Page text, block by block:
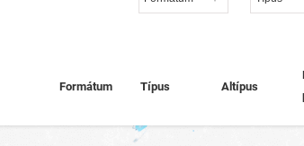
Formátum Típus Altípus